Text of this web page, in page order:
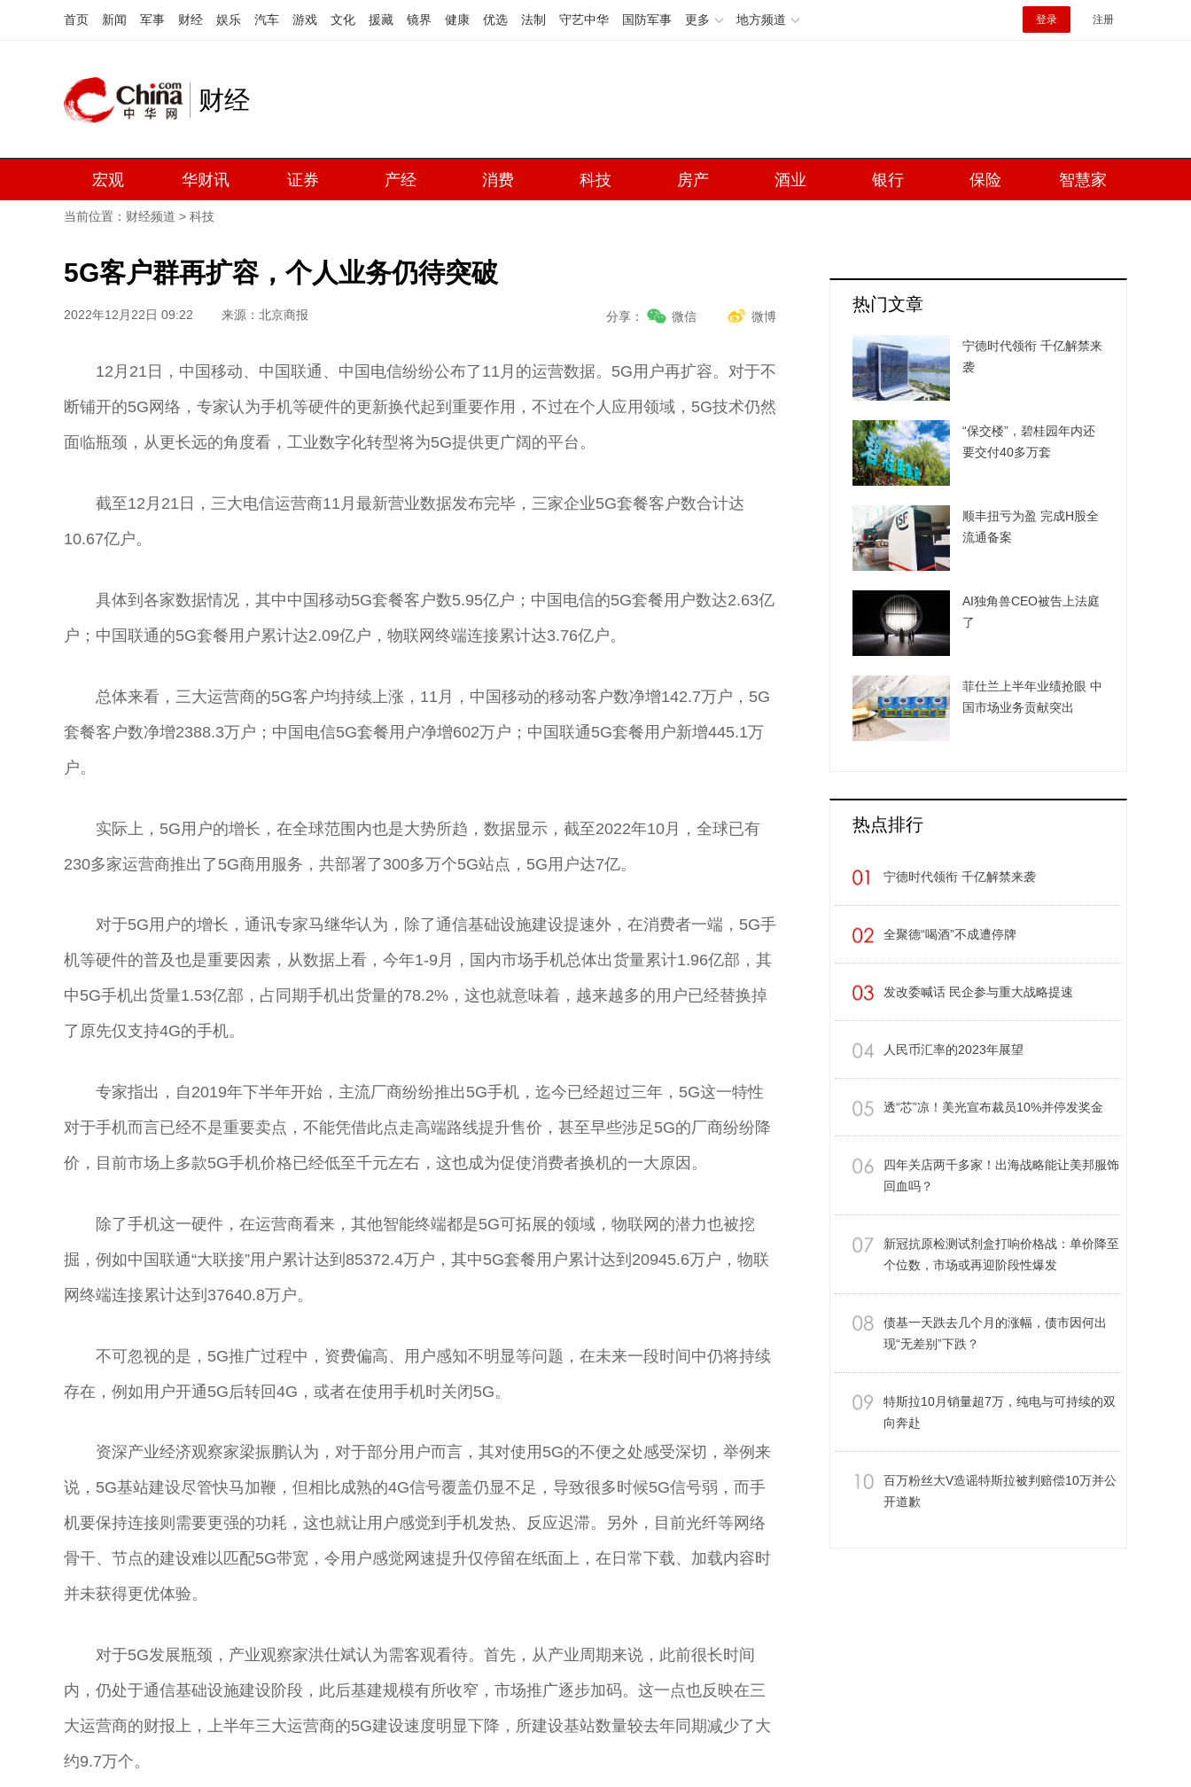
首页 新闻 军事 财经 娱乐 汽车 游戏 文化 援藏 镜界 健康 优选 法制 守艺中华 国防军事 更多 地方频道 登录 注册
财经
宏观 华财讯 证券 产经 消费 科技 房产 酒业 银行 保险 智慧家
当前位置： 财经频道 > 科技
5G客户群再扩容，个人业务仍待突破
2022年12月22日 09:22 来源：北京商报 分享： 微信 微博
12月21日，中国移动、中国联通、中国电信纷纷公布了11月的运营数据。5G用户再扩容。对于不
断铺开的5G网络，专家认为手机等硬件的更新换代起到重要作用，不过在个人应用领域，5G技术仍然
面临瓶颈，从更长远的角度看，工业数字化转型将为5G提供更广阔的平台。
截至12月21日，三大电信运营商11月最新营业数据发布完毕，三家企业5G套餐客户数合计达
10.67亿户。
具体到各家数据情况，其中中国移动5G套餐客户数5.95亿户；中国电信的5G套餐用户数达2.63亿
户；中国联通的5G套餐用户累计达2.09亿户，物联网终端连接累计达3.76亿户。
总体来看，三大运营商的5G客户均持续上涨，11月，中国移动的移动客户数净增142.7万户，5G
套餐客户数净增2388.3万户；中国电信5G套餐用户净增602万户；中国联通5G套餐用户新增445.1万
户。
实际上，5G用户的增长，在全球范围内也是大势所趋，数据显示，截至2022年10月，全球已有
230多家运营商推出了5G商用服务，共部署了300多万个5G站点，5G用户达7亿。
对于5G用户的增长，通讯专家马继华认为，除了通信基础设施建设提速外，在消费者一端，5G手
机等硬件的普及也是重要因素，从数据上看，今年1-9月，国内市场手机总体出货量累计1.96亿部，其
中5G手机出货量1.53亿部，占同期手机出货量的78.2%，这也就意味着，越来越多的用户已经替换掉
了原先仅支持4G的手机。
专家指出，自2019年下半年开始，主流厂商纷纷推出5G手机，迄今已经超过三年，5G这一特性
对于手机而言已经不是重要卖点，不能凭借此点走高端路线提升售价，甚至早些涉足5G的厂商纷纷降
价，目前市场上多款5G手机价格已经低至千元左右，这也成为促使消费者换机的一大原因。
除了手机这一硬件，在运营商看来，其他智能终端都是5G可拓展的领域，物联网的潜力也被挖
掘，例如中国联通“大联接”用户累计达到85372.4万户，其中5G套餐用户累计达到20945.6万户，物联
网终端连接累计达到37640.8万户。
不可忽视的是，5G推广过程中，资费偏高、用户感知不明显等问题，在未来一段时间中仍将持续
存在，例如用户开通5G后转回4G，或者在使用手机时关闭5G。
资深产业经济观察家梁振鹏认为，对于部分用户而言，其对使用5G的不便之处感受深切，举例来
说，5G基站建设尽管快马加鞭，但相比成熟的4G信号覆盖仍显不足，导致很多时候5G信号弱，而手
机要保持连接则需要更强的功耗，这也就让用户感觉到手机发热、反应迟滞。另外，目前光纤等网络
骨干、节点的建设难以匹配5G带宽，令用户感觉网速提升仅停留在纸面上，在日常下载、加载内容时
并未获得更优体验。
对于5G发展瓶颈，产业观察家洪仕斌认为需客观看待。首先，从产业周期来说，此前很长时间
内，仍处于通信基础设施建设阶段，此后基建规模有所收窄，市场推广逐步加码。这一点也反映在三
大运营商的财报上，上半年三大运营商的5G建设速度明显下降，所建设基站数量较去年同期减少了大
约9.7万个。
热门文章
宁德时代领衔 千亿解禁来
袭
“保交楼”，碧桂园年内还
要交付40多万套
顺丰扭亏为盈 完成H股全
流通备案
AI独角兽CEO被告上法庭
了
菲仕兰上半年业绩抢眼 中
国市场业务贡献突出
热点排行
宁德时代领衔 千亿解禁来袭
全聚德“喝酒”不成遭停牌
发改委喊话 民企参与重大战略提速
人民币汇率的2023年展望
透“芯”凉！美光宣布裁员10%并停发奖金
四年关店两千多家！出海战略能让美邦服饰
回血吗？
新冠抗原检测试剂盒打响价格战：单价降至
个位数，市场或再迎阶段性爆发
债基一天跌去几个月的涨幅，债市因何出
现“无差别”下跌？
特斯拉10月销量超7万，纯电与可持续的双
向奔赴
百万粉丝大V造谣特斯拉被判赔偿10万并公
开道歉